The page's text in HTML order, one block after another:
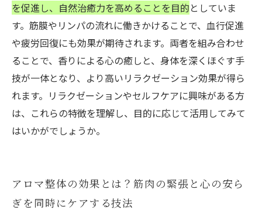
を促進し、自然治癒力を高めることを目的としていま
す。筋膜やリンパの流れに働きかけることで、血行促進
や疲労回復にも効果が期待されます。両者を組み合わせ
ることで、香りによる心の癒しと、身体を深くほぐす手
技が一体となり、より高いリラクゼーション効果が得ら
れます。リラクゼーションやセルフケアに興味がある方
は、これらの特徴を理解し、目的に応じて活用してみて
はいかがでしょうか。
アロマ整体の効果とは？筋肉の緊張と心の安ら
ぎを同時にケアする技法